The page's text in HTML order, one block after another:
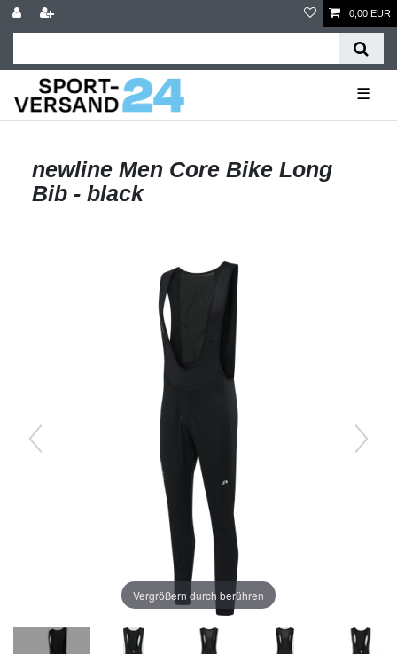
0,00 EUR
☰
newline Men Core Bike Long
Bib - black
Vergrößern durch berühren